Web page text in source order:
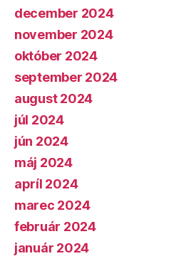
december 2024
november 2024
október 2024
september 2024
august 2024
júl 2024
jún 2024
máj 2024
apríl 2024
marec 2024
február 2024
január 2024